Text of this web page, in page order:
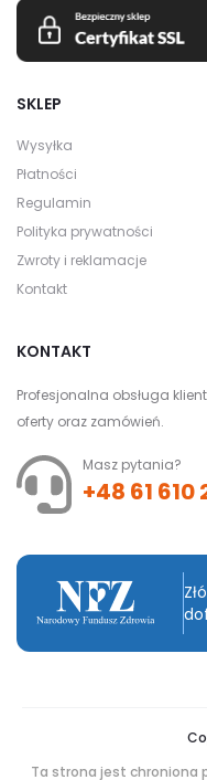
SKLEP
Wysyłka
Płatności
Regulamin
Polityka prywatności
Zwroty i reklamacje
Kontakt
KONTAKT
Profesjonalna obsługa
oferty oraz zamówień.
Masz pytania?
+48 61 610
Ta strona jest chroniona